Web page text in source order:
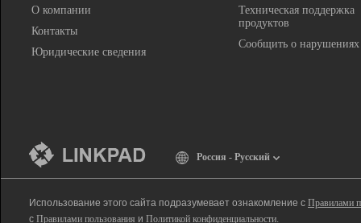
О компании
Контакты
Юридические сведения
Техническая поддержка
продуктов
Сообщить о нарушениях
Россия - Русский
Использование этого сайта подразумевает ознакомление с Правилами
с Правилами пользования и Политикой конфиденциальности.